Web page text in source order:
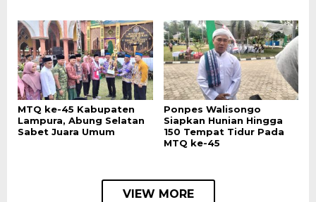
MTQ ke-45 Kabupaten
Lampura, Abung Selatan
Sabet Juara Umum
Ponpes Walisongo
Siapkan Hunian Hingga
150 Tempat Tidur Pada
MTQ ke-45
VIEW MORE